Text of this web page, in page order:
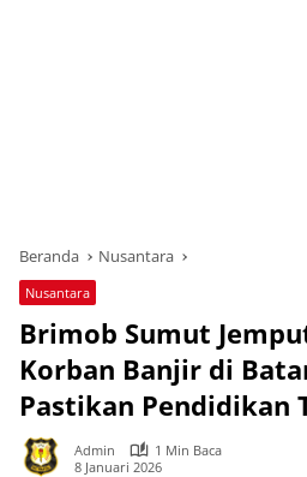
Beranda Nusantara
Nusantara
Brimob Sumut
Korban Banjir di
Pastikan Pendidikan
Admin
1 Min Baca
8 Januari 2026